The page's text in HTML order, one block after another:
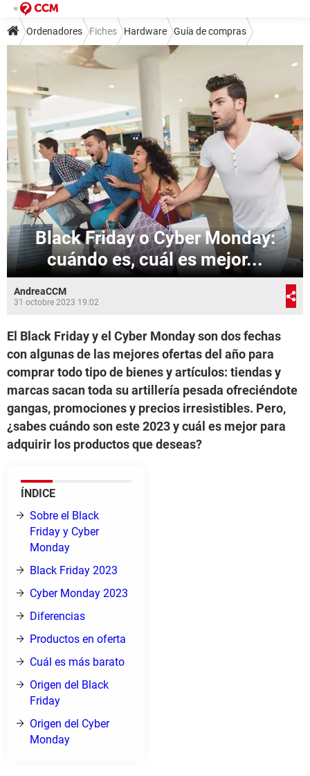
Ordenadores Fiches Hardware Guía de compras
Black Friday o Cyber Monday:
cuándo es, cuál es mejor...
AndreaCCM
31 octobre 2023 19:02
El Black Friday y el Cyber Monday son dos fechas
con algunas de las mejores ofertas del año para
comprar todo tipo de bienes y artículos: tiendas y
marcas sacan toda su artillería pesada ofreciéndote
gangas, promociones y precios irresistibles. Pero,
¿sabes cuándo son este 2023 y cuál es mejor para
adquirir los productos que deseas?
ÍNDICE
Sobre el Black
Friday y Cyber
Monday
Black Friday 2023
Cyber Monday 2023
Diferencias
Productos en oferta
Cuál es más barato
Origen del Black
Friday
Origen del Cyber
Monday